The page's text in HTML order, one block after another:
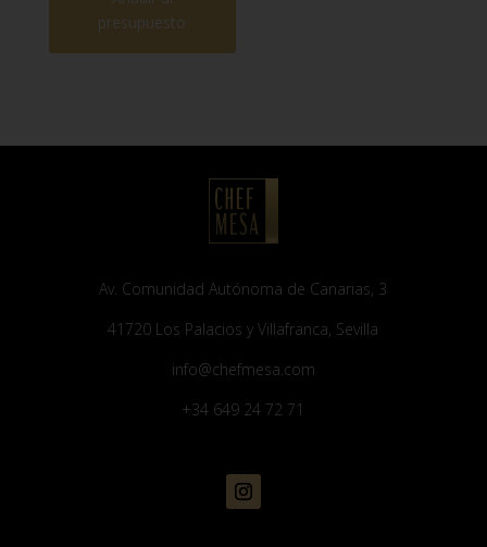
presupuesto
Av. Comunidad Autónoma de Canarias, 3
41720 Los Palacios y Villafranca, Sevilla
info@chefmesa.com
+34 649 24 72 71